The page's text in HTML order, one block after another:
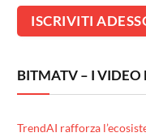
BITMATV – I VIDEO
TrendAI rafforza